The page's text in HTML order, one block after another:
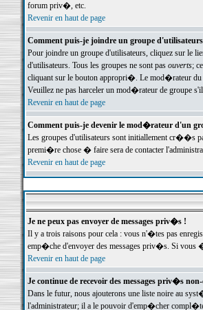
forum priv�, etc.
Revenir en haut de page
Comment puis-je joindre un groupe
Pour joindre un groupe d'utilisateurs, cliquez sur le
d'utilisateurs. Tous les groupes ne sont pas ouverts;
cliquant sur le bouton appropri�. Le mod�rateur du
Veuillez ne pas harceler un mod�rateur de groupe
Revenir en haut de page
Comment puis-je devenir le mod�rateur d'un
Les groupes d'utilisateurs sont initiallement cr��s
premi�re chose � faire sera de contacter
Revenir en haut de page
Je ne peux pas envoyer de messages priv�s !
Il y a trois raisons pour cela : vous n'�tes pas
emp�che d'envoyer des messages priv�s. Si vous
Revenir en haut de page
Je continue de recevoir des messages priv�s
Dans le futur, nous ajouterons une liste noire au
l'administrateur; il a le pouvoir d'emp�cher